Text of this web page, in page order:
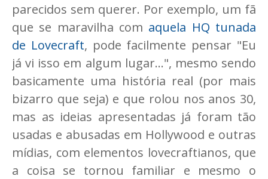
parecidos sem querer. Por exemplo, um fã
que se maravilha com aquela HQ tunada
de Lovecraft, pode facilmente pensar "Eu
já vi isso em algum lugar...", mesmo sendo
basicamente uma história real (por mais
bizarro que seja) e que rolou nos anos 30,
mas as ideias apresentadas já foram tão
usadas e abusadas em Hollywood e outras
mídias, com elementos lovecraftianos, que
a coisa se tornou familiar e mesmo o